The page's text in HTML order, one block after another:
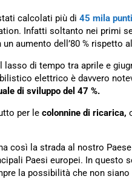
calcolati più di 45 mila
Infatti soltanto nei primi
aumento dell’80 % rispetto
lasso di tempo tra aprile e
elettrico è davvero
di sviluppo del 47 %.
per le colonnine di ricarica,
così la strada al nostro
Paesi europei. In questo
la possibilità che non